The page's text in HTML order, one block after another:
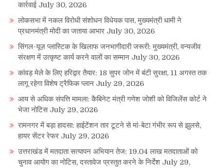
कार्रवाई July 30, 2026
लोकसभा में नकल विरोधी संशोधन विधेयक पास, मुख्यमंत्री धामी ने
प्रधानमंत्री मोदी का जताया आभार July 30, 2026
सिंगल-यूज़ प्लास्टिक के खिलाफ जनभागीदारी जरूरी: मुख्यमंत्री, वन्यजीव
संरक्षण में उत्कृष्ट कार्य करने वालों का सम्मान July 30, 2026
कांवड़ मेले के लिए हरिद्वार तैयार: 18 सुपर जोन में बंटी सुरक्षा, 11 अगस्त तक
लागू रहेगा विशेष ट्रैफिक प्लान July 29, 2026
आय से अधिक संपत्ति मामला: कैबिनेट मंत्री गणेश जोशी को विजिलेंस कोर्ट ने
भेजा नोटिस July 29, 2026
रामनगर में बड़ा हादसा: हाईटेंशन तार टूटने से मां-बेटा गंभीर रूप से झुलसे,
हायर सेंटर रेफर July 29, 2026
उत्तराखंड में मतदाता सत्यापन अभियान तेज: 19.04 लाख मतदाताओं को
चुनाव आयोग का नोटिस, दस्तावेज प्रस्तुत करने के निर्देश July 29,